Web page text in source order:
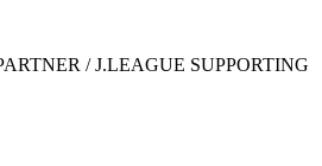
/ J.LEAGUE SUPPORTING